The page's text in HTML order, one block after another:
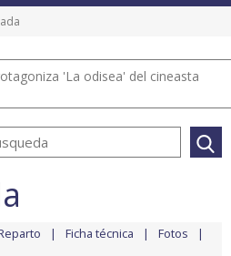
'La odisea' del cineasta
Ficha técnica Fotos